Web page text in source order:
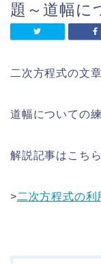
題～道幅に
二次方程式の文
道幅についての
解説記事はこちら
>二次方程式の利